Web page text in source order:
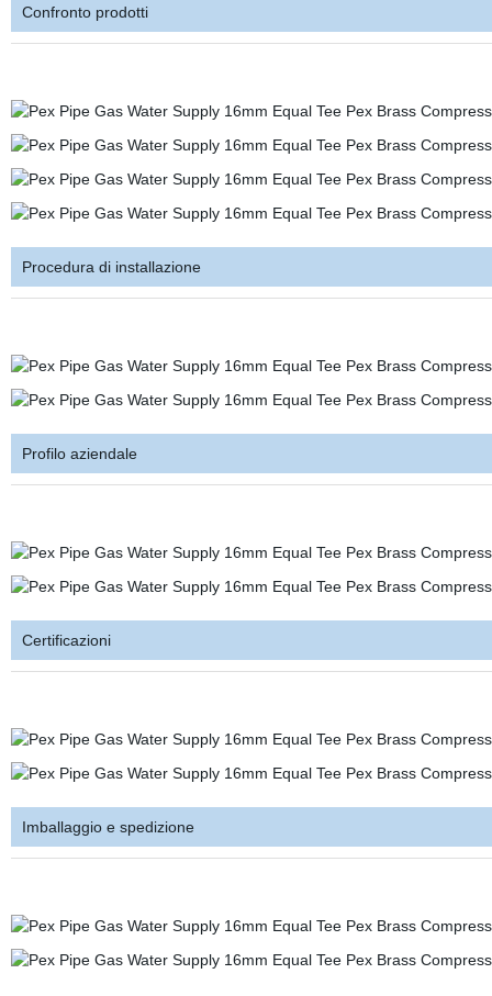
Confronto prodotti
Procedura di installazione
Profilo aziendale
Certificazioni
Imballaggio e spedizione